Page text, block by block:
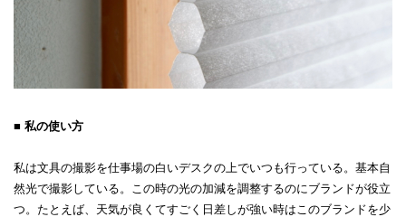
■ 私の使い方
私は文具の撮影を仕事場の白いデスクの上でいつも行っている。基本自
然光で撮影している。この時の光の加減を調整するのにブランドが役立
つ。たとえば、天気が良くてすごく日差しが強い時はこのブランドを少